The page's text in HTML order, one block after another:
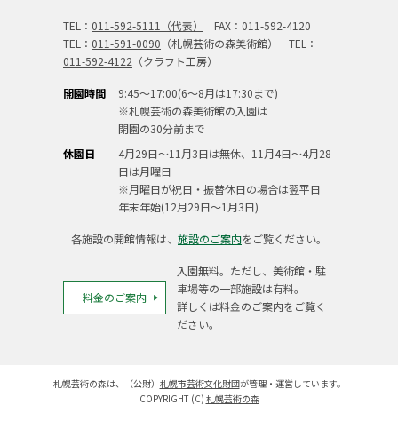
TEL： 011-592-5111（代表）
FAX：011-592-4120
TEL： 011-591-0090 （札幌芸術の森美術館） TEL：
011-592-4122 （クラフト工房）
開園時間
9:45～17:00(6～8月は17:30まで)
※札幌芸術の森美術館の入園は
閉園の30分前まで
休園日
4月29日～11月3日は無休、11月4日～4月28
日は月曜日
※月曜日が祝日・振替休日の場合は翌平日
年末年始(12月29日～1月3日)
各施設の開館情報は、 施設のご案内をご覧ください。
料金のご案内
入園無料。ただし、美術館・駐
車場等の一部施設は有料。
詳しくは料金のご案内をご覧く
ださい。
札幌芸術の森は、（公財） 札幌市芸術文化財団が管理・運営しています。
COPYRIGHT (C) 札幌芸術の森